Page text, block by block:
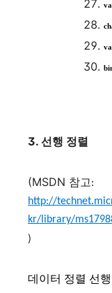
3. 선행 정렬
(MSDN 참고:
http://
kr/library/
)
데이터 정렬 선